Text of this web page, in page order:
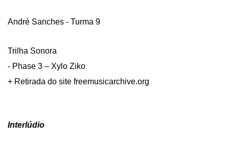
André Sanches - Turma 9
Trilha Sonora
- Phase 3 – Xylo Ziko
+ Retirada do site freemusicarchive.org
Interlúdio